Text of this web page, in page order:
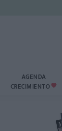
AGENDA
CRECIMIENTO 